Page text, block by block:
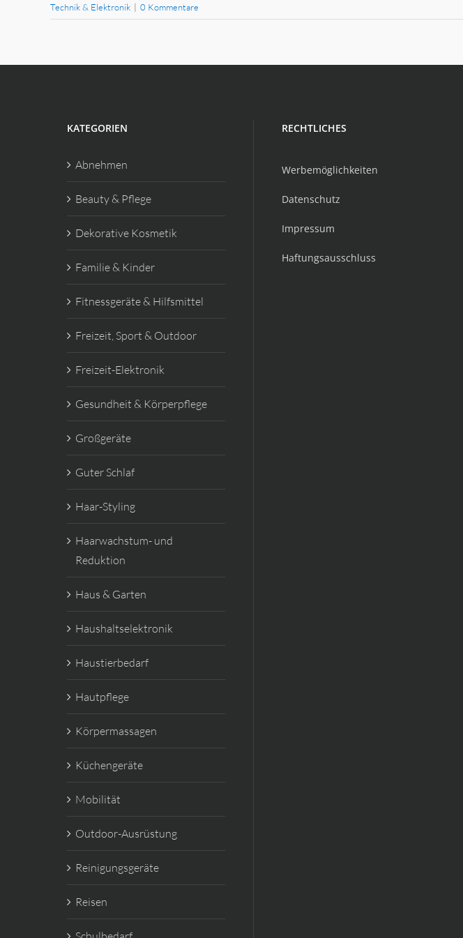
Technik & Elektronik | 0 Kommentare
KATEGORIEN
Abnehmen
Beauty & Pflege
Dekorative Kosmetik
Familie & Kinder
Fitnessgeräte & Hilfsmittel
Freizeit, Sport & Outdoor
Freizeit-Elektronik
Gesundheit & Körperpflege
Großgeräte
Guter Schlaf
Haar-Styling
Haarwachstum- und
Reduktion
Haus & Garten
Haushaltselektronik
Haustierbedarf
Hautpflege
Körpermassagen
Küchengeräte
Mobilität
Outdoor-Ausrüstung
Reinigungsgeräte
Reisen
RECHTLICHES
Werbemöglichkeiten
Datenschutz
Impressum
Haftungsausschluss